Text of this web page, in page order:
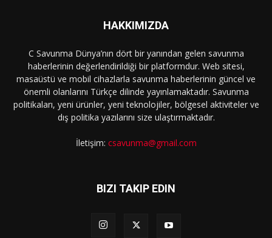
HAKKIMIZDA
C Savunma Dünya’nın dört bir yanından gelen savunma
haberlerinin değerlendirildiği bir platformdur. Web sitesi,
masaüstü ve mobil cihazlarla savunma haberlerinin güncel ve
önemli olanlarını Türkçe dilinde yayınlamaktadır. Savunma
politikaları, yeni ürünler, yeni teknolojiler, bölgesel aktiviteler ve
dış politika yazılarını size ulaştırmaktadır.
İletişim: csavunma@gmail.com
BIZI TAKIP EDIN